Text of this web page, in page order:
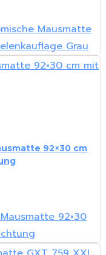
92×30 cm